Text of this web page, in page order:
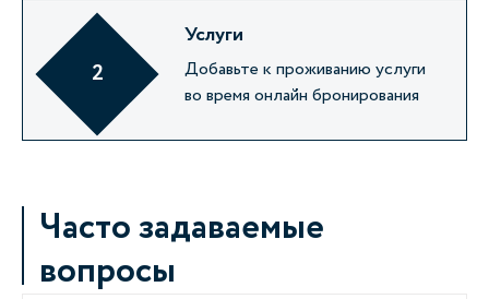
2
Услуги
Добавьте к проживанию услуги
во время онлайн бронирования
Часто задаваемые
вопросы